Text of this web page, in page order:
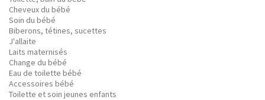
Cheveux du bébé
Soin du bébé
Biberons, tétines, sucettes
J'allaite
Laits maternisés
Change du bébé
Eau de toilette bébé
Accessoires bébé
Toilette et soin jeunes enfants